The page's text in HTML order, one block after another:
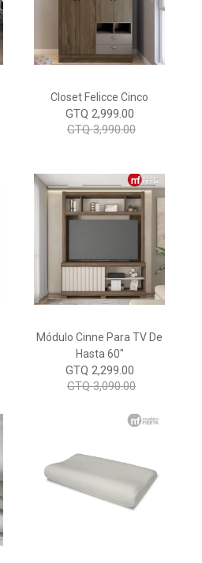
Closet Felicce Cinco
GTQ 2,999.00
GTQ 3,990.00
Módulo Cinne Para TV De
Hasta 60"
GTQ 2,299.00
GTQ 3,090.00